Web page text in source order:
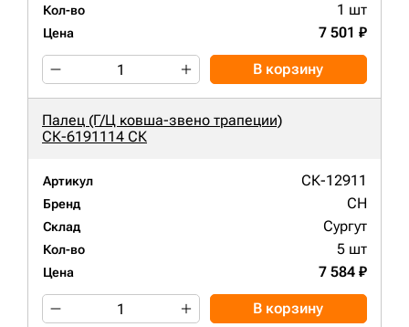
Кол-во 1 шт
Цена 7 501 ₽
В корзину
Палец (Г/Ц ковша-звено трапеции)
СК-6191114 СК
Артикул СК-12911
Бренд CH
Склад Сургут
Кол-во 5 шт
Цена 7 584 ₽
В корзину